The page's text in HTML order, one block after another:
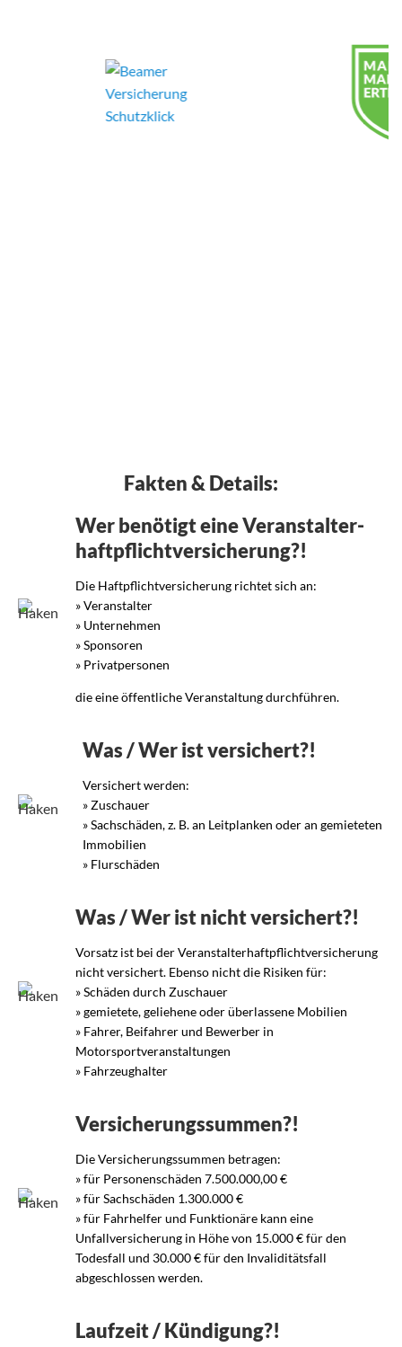
Fakten & Details:
Wer benötigt eine Ver­an­stal­ter­
haft­pflicht­ver­si­che­rung?!
Die Haftpflichtversicherung richtet sich an:
» Veranstalter
» Unternehmen
» Sponsoren
» Privatpersonen
die eine öffentliche Veranstaltung durchführen.
Was / Wer ist versichert?!
Versichert werden:
» Zuschauer
» Sachschäden, z. B. an Leitplanken oder an gemieteten
Immobilien
» Flurschäden
Was / Wer ist nicht versichert?!
Vorsatz ist bei der Veranstalterhaftpflichtversicherung
nicht versichert. Ebenso nicht die Risiken für:
» Schäden durch Zuschauer
» gemietete, geliehene oder überlassene Mobilien
» Fahrer, Beifahrer und Bewerber in
Motorsportveranstaltungen
» Fahrzeughalter
Versicherungssummen?!
Die Versicherungssummen betragen:
» für Personenschäden 7.500.000,00 €
» für Sachschäden 1.300.000 €
» für Fahrhelfer und Funktionäre kann eine
Unfallversicherung in Höhe von 15.000 € für den
Todesfall und 30.000 € für den Invaliditätsfall
abgeschlossen werden.
Laufzeit / Kündigung?!